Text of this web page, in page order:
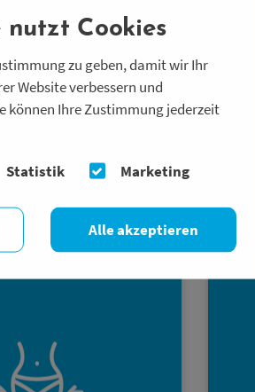
Körper in Form. Durch
verbesserst Du in
kürzester Zeit Deine
enorm.
und bekämpft
Bei diesem Programm
nutzt Cookies
zu geben, damit wir Ihr
Website verbessern und
können Ihre Zustimmung jederzeit
Statistik Marketing
Alle akzeptieren